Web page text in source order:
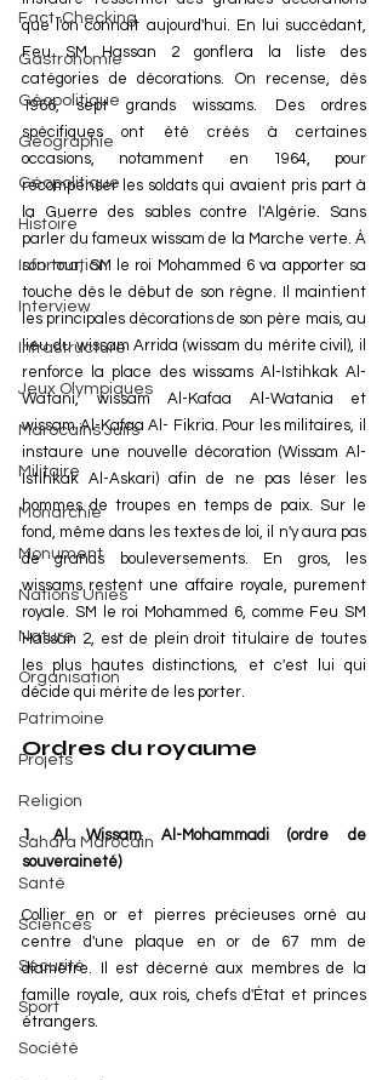
Fact-Checking
Gastronomie
Géopolitique
Géographie
Géopolitique
Histoire
Information
Interview
Infrastructure
Jeux Olympiques
Marocains Juifs
Militaire
Monarchie
Monument
Nations Unies
Nature
Organisation
Patrimoine
Projets
Religion
Sahara Marocain
Santé
Sciences
Sécurité
Sport
Société
que l'on connaît aujourd'hui. En lui succédant,
Feu SM Hassan 2 gonflera la liste des
catégories de décorations. On recense, dès
1966, sept grands wissams. Des ordres
spécifiques ont été créés à certaines
occasions, notamment en 1964, pour
récompenser les soldats qui avaient pris part à
la Guerre des sables contre l'Algérie. Sans
parler du fameux wissam de la Marche verte. À
son tour, SM le roi Mohammed 6 va apporter sa
touche dès le début de son règne. Il maintient
les principales décorations de son père mais, au
lieu du wissam Arrida (wissam du mérite civil), il
renforce la place des wissams Al-Istihkak Al-
Watani, wissam Al-Kafaa Al-Watania et
wissam Al-Kafaa Al- Fikria. Pour les militaires, il
instaure une nouvelle décoration (Wissam Al-
Istihkak Al-Askari) afin de ne pas léser les
hommes de troupes en temps de paix. Sur le
fond, même dans les textes de loi, il n'y aura pas
de grands bouleversements. En gros, les
wissams restent une affaire royale, purement
royale. SM le roi Mohammed 6, comme Feu SM
Hassan 2, est de plein droit titulaire de toutes
les plus hautes distinctions, et c'est lui qui
décide qui mérite de les porter.
Ordres du royaume
1. Al
Wissam Al-Mohammadi (ordre de
souveraineté)
Collier en or et pierres précieuses orné au
centre d'une plaque en or de 67 mm de
diamètre. Il est décerné aux membres de la
famille royale, aux rois, chefs d'État et princes
étrangers.